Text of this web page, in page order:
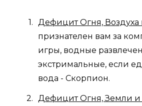
Дефицит Огня,
признателен вам за
игры, водные
экстримальные, если
вода - Скорпион.
Дефицит Огня, Земли и